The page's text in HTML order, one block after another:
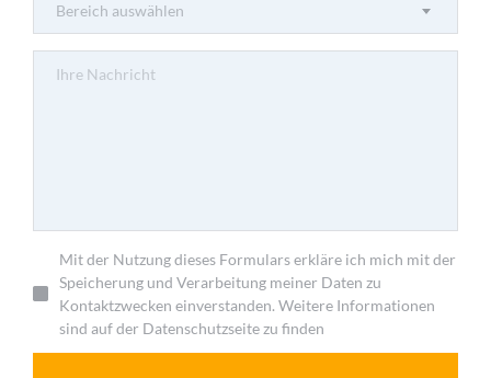
Bereich auswählen
Mit der Nutzung dieses Formulars erkläre ich mich mit der
Speicherung und Verarbeitung meiner Daten zu
Kontaktzwecken einverstanden. Weitere Informationen
sind auf der Datenschutzseite zu finden